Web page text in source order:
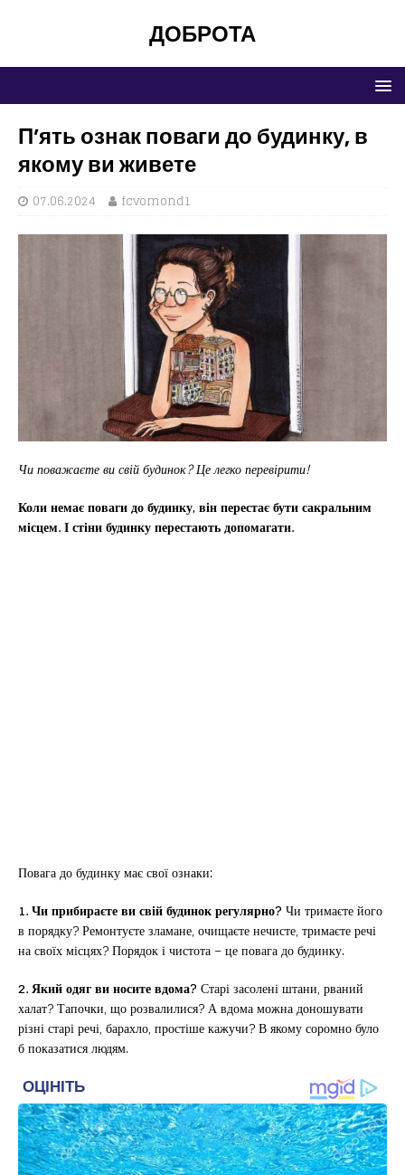
ДОБРОТА
П’ять ознак поваги до будинку, в
якому ви живете
07.06.2024 fcvomond1
Чи поважаєте ви свій будинок? Це легко перевірити!
Коли немає поваги до будинку, він перестає бути сакральним
місцем. І стіни будинку перестають допомагати.
Повага до будинку має свої ознаки:
1.Чи прибираєте ви свій будинок регулярно? Чи тримаєте його
в порядку? Ремонтуєте зламане, очищаєте нечисте, тримаєте речі
на своїх місцях? Порядок і чистота – це повага до будинку.
2. Який одяг ви носите вдома? Старі засолені штани, рваний
халат? Тапочки, що розвалилися? А вдома можна доношувати
різні старі речі, барахло, простіше кажучи? В якому соромно було
б показатися людям.